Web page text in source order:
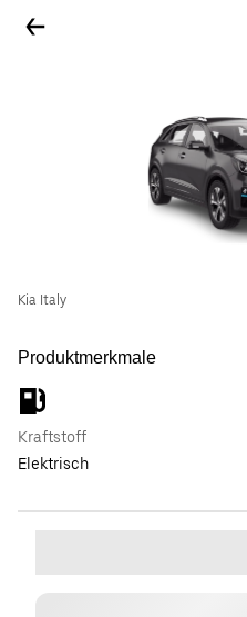
Kia Italy
Produktmerkmale
Kraftstoff
Elektrisch